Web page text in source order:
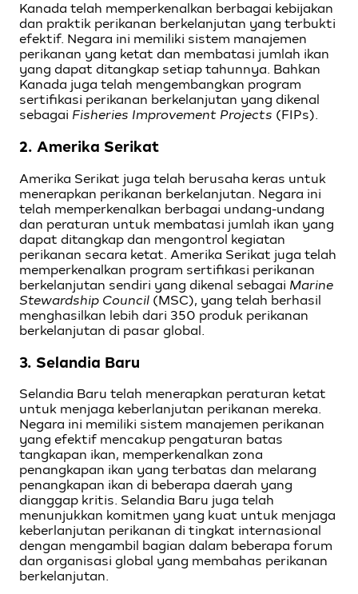
Kanada telah memperkenalkan berbagai kebijakan
dan praktik perikanan berkelanjutan yang terbukti
efektif. Negara ini memiliki sistem manajemen
perikanan yang ketat dan membatasi jumlah ikan
yang dapat ditangkap setiap tahunnya. Bahkan
Kanada juga telah mengembangkan program
sertifikasi perikanan berkelanjutan yang dikenal
sebagai Fisheries Improvement Projects (FIPs).
2. Amerika Serikat
Amerika Serikat juga telah berusaha keras untuk
menerapkan perikanan berkelanjutan. Negara ini
telah memperkenalkan berbagai undang-undang
dan peraturan untuk membatasi jumlah ikan yang
dapat ditangkap dan mengontrol kegiatan
perikanan secara ketat. Amerika Serikat juga telah
memperkenalkan program sertifikasi perikanan
berkelanjutan sendiri yang dikenal sebagai Marine
Stewardship Council (MSC), yang telah berhasil
menghasilkan lebih dari 350 produk perikanan
berkelanjutan di pasar global.
3. Selandia Baru
Selandia Baru telah menerapkan peraturan ketat
untuk menjaga keberlanjutan perikanan mereka.
Negara ini memiliki sistem manajemen perikanan
yang efektif mencakup pengaturan batas
tangkapan ikan, memperkenalkan zona
penangkapan ikan yang terbatas dan melarang
penangkapan ikan di beberapa daerah yang
dianggap kritis. Selandia Baru juga telah
menunjukkan komitmen yang kuat untuk menjaga
keberlanjutan perikanan di tingkat internasional
dengan mengambil bagian dalam beberapa forum
dan organisasi global yang membahas perikanan
berkelanjutan.